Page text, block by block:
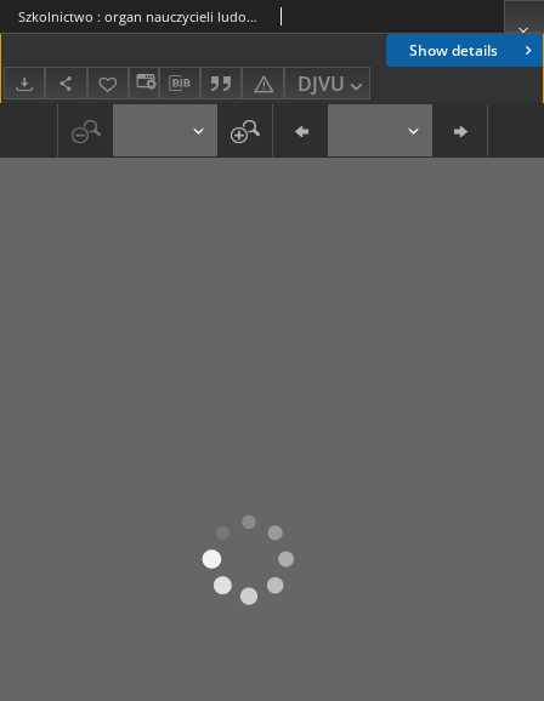
Show details
DJVU
Szkolnictwo : organ nauczycieli ludowych. 1907, R.17, nr 09